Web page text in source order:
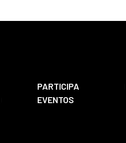
PARTICIPA
EVENTOS